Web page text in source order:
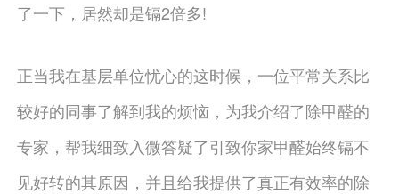
了一下，居然却是镉2倍多!
正当我在基层单位忧心的这时候，一位平常关系比
较好的同事了解到我的烦恼，为我介绍了除甲醛的
专家，帮我细致入微答疑了引致你家甲醛始终镉不
见好转的其原因，并且给我提供了真正有效率的除